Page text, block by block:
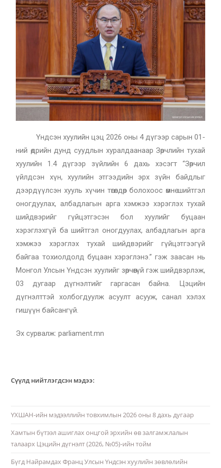
Үндсэн хуулийн цэц 2026 оны 4 дүгээр сарын 01-
ний өдрийн дунд суудлын хуралдаанаар Зөрчлийн тухай
хуулийн 1.4 дүгээр зүйлийн 6 дахь хэсэгт “Зөрчил
үйлдсэн хүн, хуулийн этгээдийн эрх зүйн байдлыг
дээрдүүлсэн хууль хүчин төгөлдөр болохоос өмнө шийтгэл
оногдуулах, албадлагын арга хэмжээ хэрэглэх тухай
шийдвэрийг гүйцэтгэсэн бол хуулийг буцаан
хэрэглэхгүй ба шийтгэл оногдуулах, албадлагын арга
хэмжээ хэрэглэх тухай шийдвэрийг гүйцэтгээгүй
байгаа тохиолдолд буцаан хэрэглэнэ.” гэж заасан нь
Монгол Улсын Үндсэн хуулийг зөрчөөгүй гэж шийдвэрлэж,
03 дугаар дүгнэлтийг гаргасан байна. Цэцийн
дүгнэлттэй холбогдуулж асуулт асууж, санал хэлэх
гишүүн байсангүй.
Эх сурвалж: parliament.mn
Сүүлд нийтлэгдсэн мэдээ:
ҮХШАН-ийн мэдээллийн товхимлын 2026 оны 8 дахь дугаар
Хамтын бүтээл ашиглах онцгой эрхийн өв залгамжлалын
талаарх Цэцийн дүгнэлт (2026, №05)-ийн тойм
Бүгд Найрамдах Франц Улсын Үндсэн хуулийн зөвлөлийн